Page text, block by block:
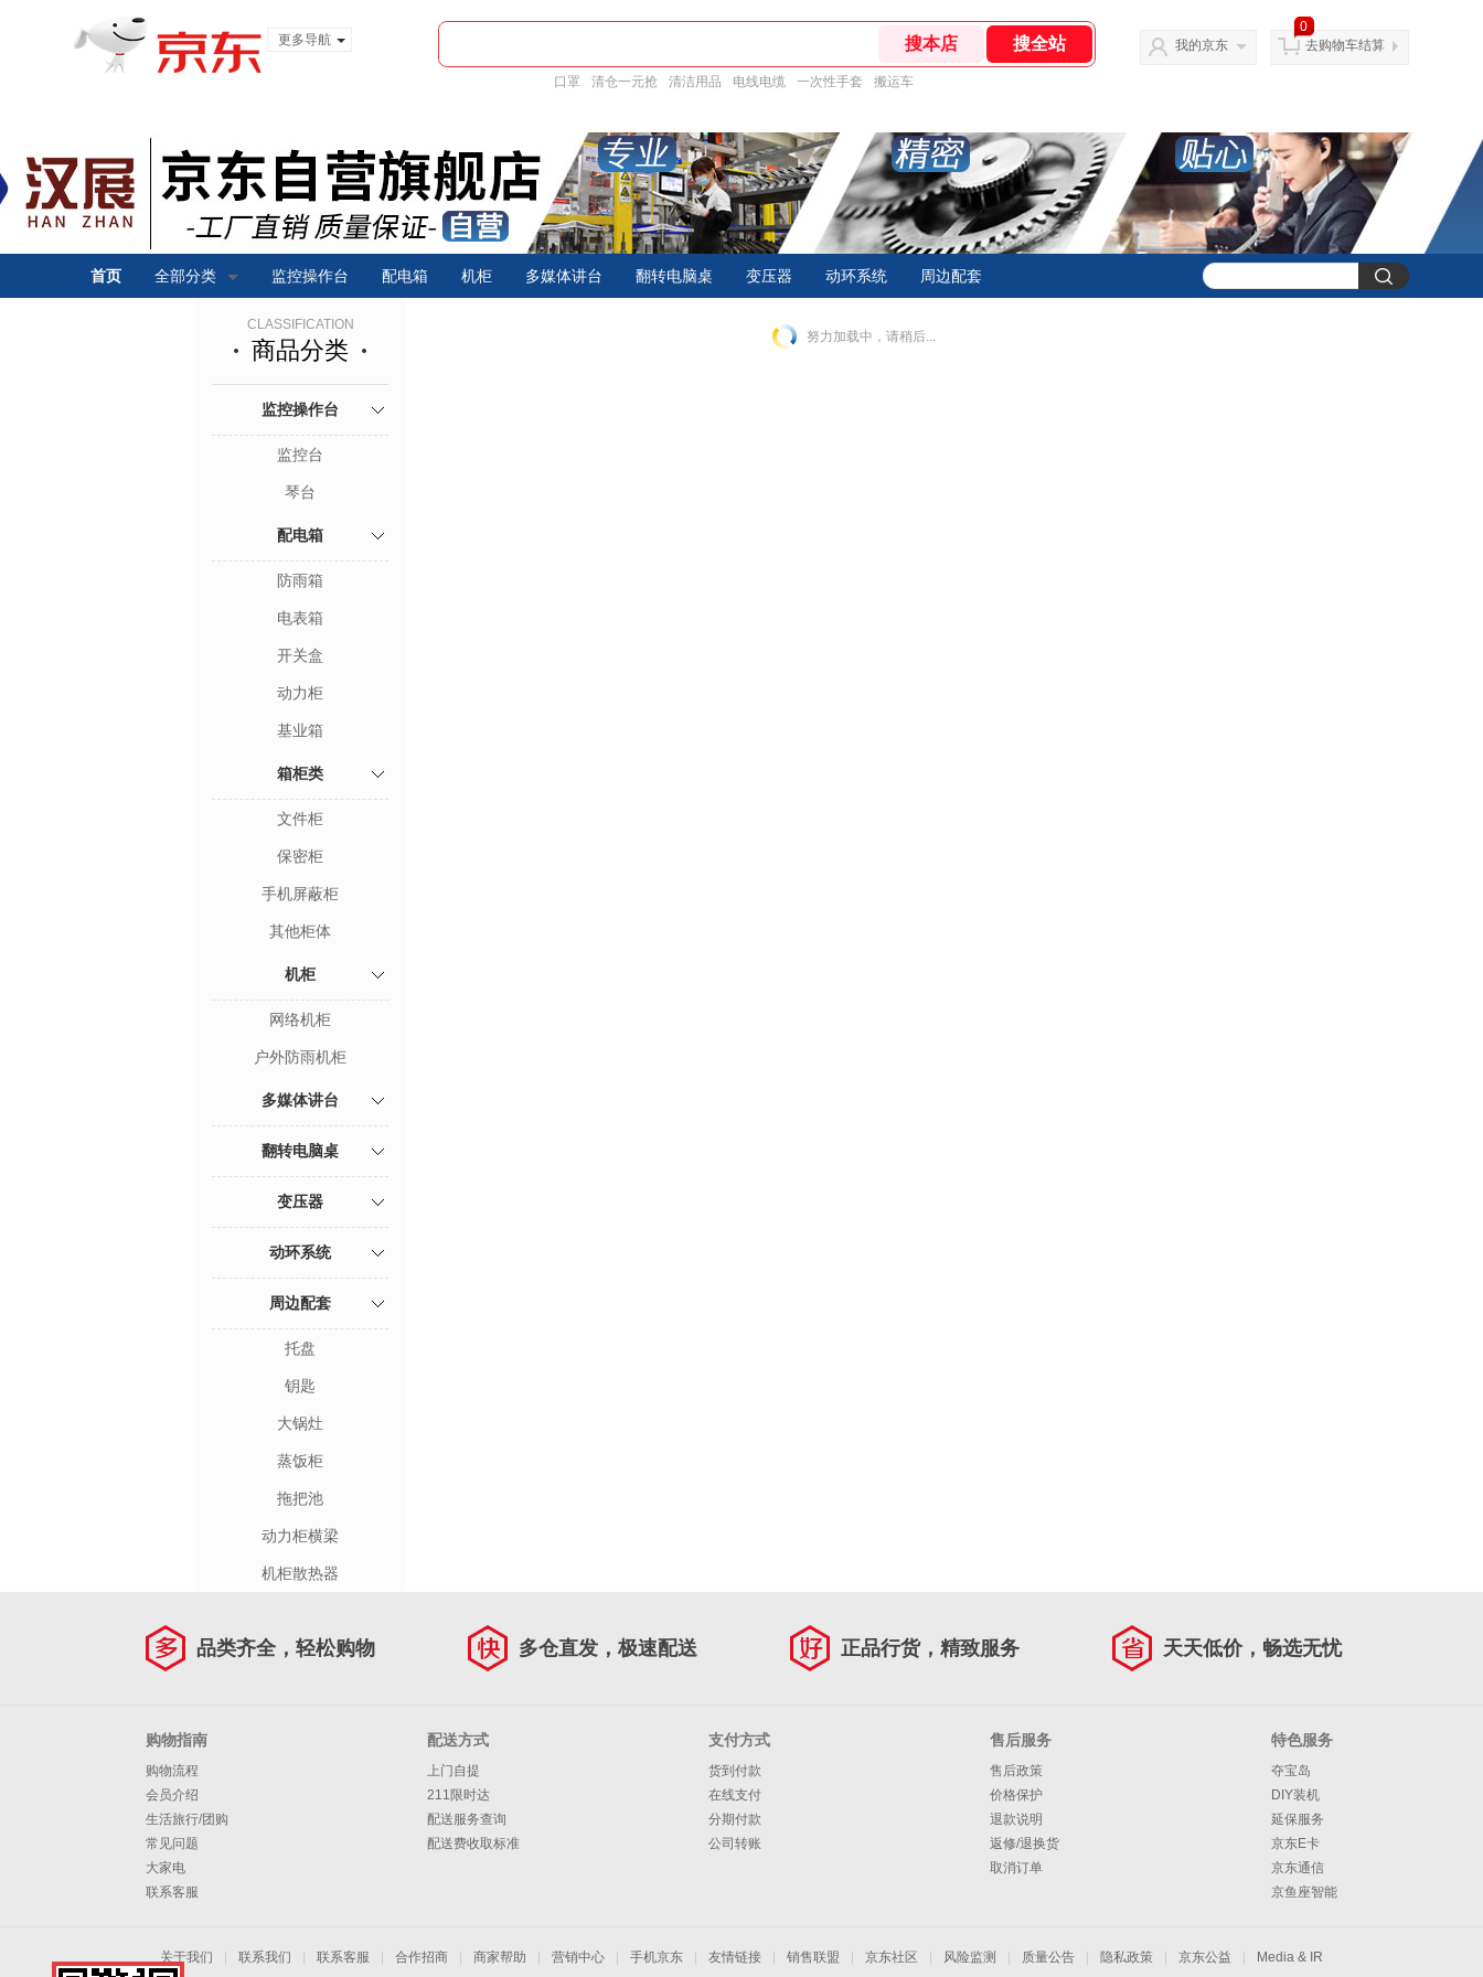
更多导航
口罩 清仓一元抢 清洁用品 电线电缆 一次性手套 搬运车
我的京东
0
去购物车结算
首页 全部分类 监控操作台 配电箱 机柜 多媒体讲台 翻转电脑桌 变压器 动环系统 周边配套
CLASSIFICATION
商品分类
监控操作台
监控台
琴台
配电箱
防雨箱
电表箱
开关盒
动力柜
基业箱
箱柜类
文件柜
保密柜
手机屏蔽柜
其他柜体
机柜
网络机柜
户外防雨机柜
多媒体讲台
翻转电脑桌
变压器
动环系统
周边配套
托盘
钥匙
大锅灶
蒸饭柜
拖把池
动力柜横梁
机柜散热器
努力加载中，请稍后...
品类齐全，轻松购物 多仓直发，极速配送 正品行货，精致服务 天天低价，畅选无忧
购物指南
购物流程
会员介绍
生活旅行/团购
常见问题
大家电
联系客服
配送方式
上门自提
211限时达
配送服务查询
配送费收取标准
支付方式
货到付款
在线支付
分期付款
公司转账
售后服务
售后政策
价格保护
退款说明
返修/退换货
取消订单
特色服务
夺宝岛
DIY装机
延保服务
京东E卡
京东通信
京鱼座智能
关于我们 联系我们 联系客服 合作招商 商家帮助 营销中心 手机京东 友情链接 销售联盟 京东社区 风险监测 质量公告 隐私政策 京东公益 Media & IR